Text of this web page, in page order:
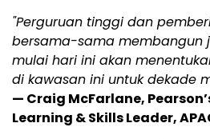
"Perguruan tinggi dan
bersama-sama membangun
mulai hari ini akan
di kawasan ini untuk dekade
— Craig McFarlane,
Learning & Skills Leader,